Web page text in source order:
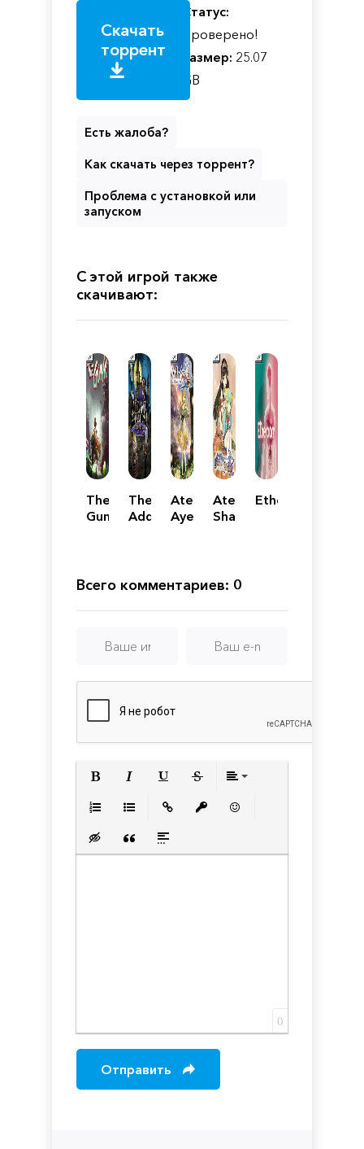
Скачать
торрент
Статус:
Проверено!
Размер: 25.07
GB
Есть жалоба?
Как скачать через торрент?
Проблема с установкой или
запуском
С этой игрой также
скачивают:
The
Gunk
The
Addams
Atelier
Ayesha:
Dusk
Atelier
Shallie:
Dusk
DX
Etherborn
Всего комментариев: 0
Вставка скрытого текста
Вставка цитаты
Вставка спойлера
0
Отправить